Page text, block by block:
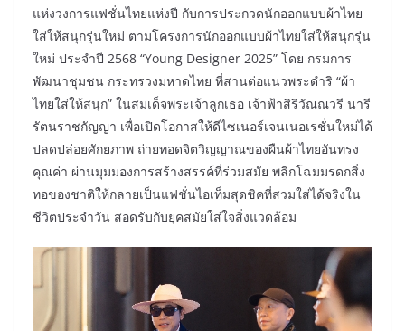
แห่งวงการแฟชั่นไทยแห่งปี กับการประกวดนักออกแบบผ้าไทย
ใส่ให้สนุกรุ่นใหม่ ตามโครงการนักออกแบบผ้าไทยใส่ให้สนุกรุ่น
ใหม่ ประจำปี 2568 “Young Designer 2025” โดย กรมการ
พัฒนาชุมชน กระทรวงมหาดไทย ที่สานต่อแนวพระดำริ “ผ้า
ไทยใส่ให้สนุก” ในสมเด็จพระเจ้าลูกเธอ เจ้าฟ้าสิริวัณณวรี นารี
รัตนราชกัญญา เพื่อเปิดโอกาสให้ดีไซเนอร์เจนเนอเรชั่นใหม่ได้
ปลดปล่อยศักยภาพ ถ่ายทอดจิตวิญญาณของผืนผ้าไทยอันทรง
คุณค่า ผ่านมุมมองการสร้างสรรค์ที่ร่วมสมัย พลิกโฉมมรดกสิ่ง
ทอของชาติให้กลายเป็นแฟชั่นไอเท็มสุดชิคที่สวมใส่ได้จริงใน
ชีวิตประจำวัน สอดรับกับยุคสมัยใส่ใจสิ่งแวดล้อม